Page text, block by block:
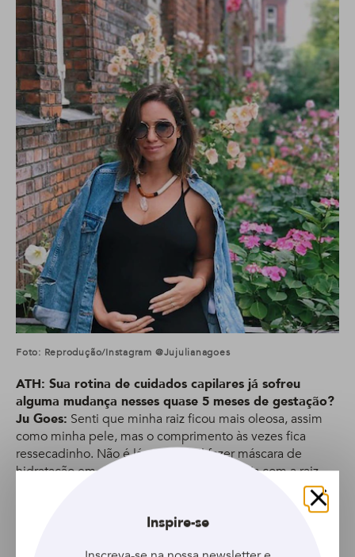
Foto: Reprodução/Instagram @jujulianagoes
ATH: Sua rotina de cuidados capilares já sofreu
alguma mudança nesses quase 5 meses de gestação?
Ju Goes: Senti que minha raiz ficou mais oleosa, assim
como minha pele, mas o comprimento às vezes fica
ressecadinho. Não é lá muito fácil fazer máscara de
hidratação emcabelo curtinho
, ainda mais com a raiz
oleosa, então os shampoos hidratantes, já ajudam! As
linhas com ativos botânicos têm sido minhas preferidas,
Baixo Poo.
ATH: Você sentiu alguma diferença na textura dos
Fechar
Inspire-se